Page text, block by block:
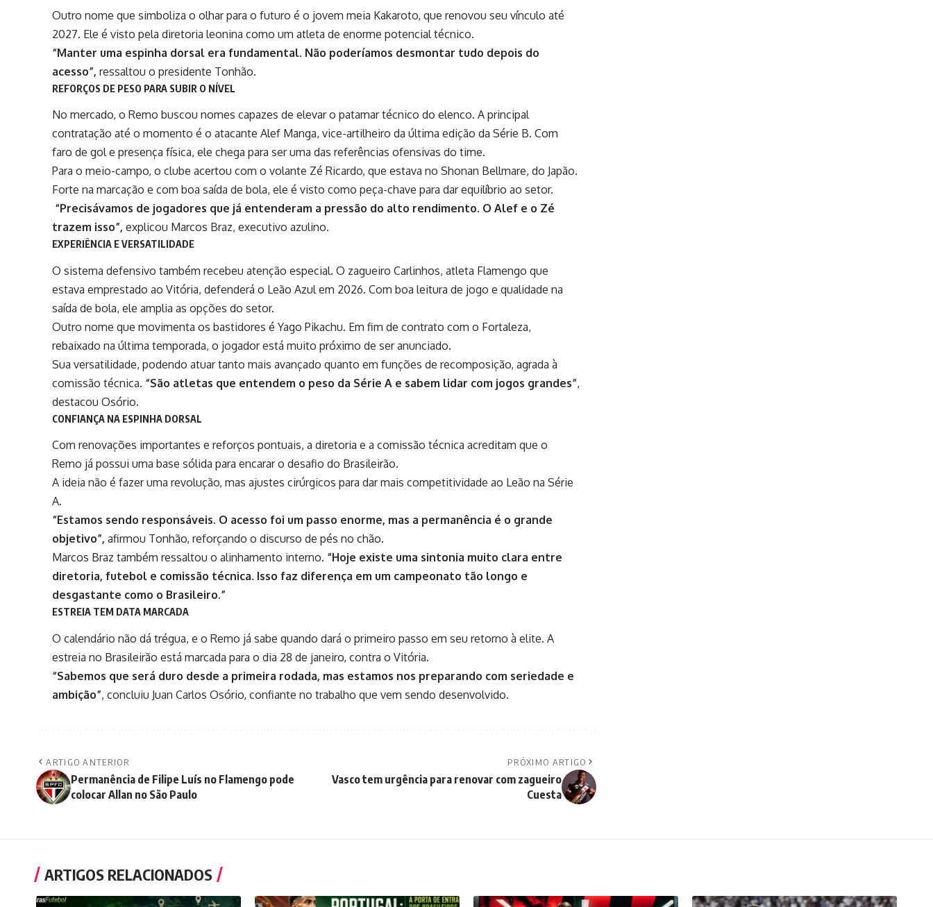
Outro nome que simboliza o olhar para o futuro é o jovem meia Kakaroto, que renovou seu vínculo até
2027. Ele é visto pela diretoria leonina como um atleta de enorme potencial técnico.
“Manter uma espinha dorsal era fundamental. Não poderíamos desmontar tudo depois do
acesso”, ressaltou o presidente Tonhão.
REFORÇOS DE PESO PARA SUBIR O NÍVEL
No mercado, o Remo buscou nomes capazes de elevar o patamar técnico do elenco. A principal
contratação até o momento é o atacante Alef Manga, vice-artilheiro da última edição da Série B. Com
faro de gol e presença física, ele chega para ser uma das referências ofensivas do time.
Para o meio-campo, o clube acertou com o volante Zé Ricardo, que estava no Shonan Bellmare, do Japão.
Forte na marcação e com boa saída de bola, ele é visto como peça-chave para dar equilíbrio ao setor.
“Precisávamos de jogadores que já entenderam a pressão do alto rendimento. O Alef e o Zé
trazem isso”, explicou Marcos Braz, executivo azulino.
EXPERIÊNCIA E VERSATILIDADE
O sistema defensivo também recebeu atenção especial. O zagueiro Carlinhos, atleta Flamengo que
estava emprestado ao Vitória, defenderá o Leão Azul em 2026. Com boa leitura de jogo e qualidade na
saída de bola, ele amplia as opções do setor.
Outro nome que movimenta os bastidores é Yago Pikachu. Em fim de contrato com o Fortaleza,
rebaixado na última temporada, o jogador está muito próximo de ser anunciado.
Sua versatilidade, podendo atuar tanto mais avançado quanto em funções de recomposição, agrada à
comissão técnica. “São atletas que entendem o peso da Série A e sabem lidar com jogos grandes”,
destacou Osório.
CONFIANÇA NA ESPINHA DORSAL
Com renovações importantes e reforços pontuais, a diretoria e a comissão técnica acreditam que o
Remo já possui uma base sólida para encarar o desafio do Brasileirão.
A ideia não é fazer uma revolução, mas ajustes cirúrgicos para dar mais competitividade ao Leão na Série
A.
“Estamos sendo responsáveis. O acesso foi um passo enorme, mas a permanência é o grande
objetivo”,afirmou Tonhão, reforçando o discurso de pés no chão.
Marcos Braz também ressaltou o alinhamento interno. “Hoje existe uma sintonia muito clara entre
diretoria, futebol e comissão técnica. Isso faz diferença em um campeonato tão longo e
desgastante como o Brasileiro.”
ESTREIA TEM DATA MARCADA
O calendário não dá trégua, e o Remo já sabe quando dará o primeiro passo em seu retorno à elite. A
estreia no Brasileirão está marcada para o dia 28 de janeiro, contra o Vitória.
“Sabemos que será duro desde a primeira rodada, mas estamos nos preparando com seriedade e
ambição”, concluiu Juan Carlos Osório, confiante no trabalho que vem sendo desenvolvido.
ARTIGO ANTERIOR
Permanência de Filipe Luís no Flamengo pode
colocar Allan no São Paulo
PRÓXIMO ARTIGO
Vasco tem urgência para renovar com zagueiro
Cuesta
ARTIGOS RELACIONADOS